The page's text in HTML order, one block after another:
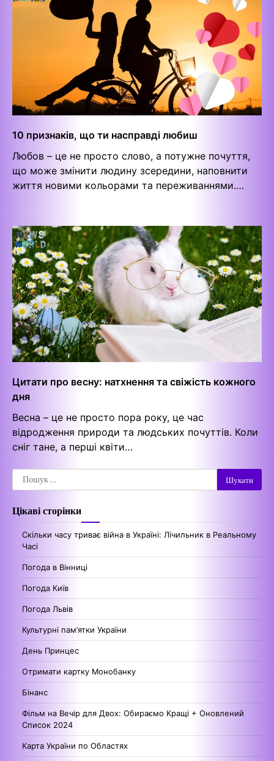
10 признаків, що ти насправді любиш
Любов – це не просто слово, а потужне почуття,
що може змінити людину зсередини, наповнити
життя новими кольорами та переживаннями.…
Цитати про весну: натхнення та свіжість кожного
дня
Весна – це не просто пора року, це час
відродження природи та людських почуттів. Коли
сніг тане, а перші квіти…
Пошук:
Цікаві сторінки
Скільки часу триває війна в Україні: Лічильник в Реальному
Часі
Погода в Вінниці
Погода Київ
Погода Львів
Культурні пам’ятки України
День Принцес
Отримати картку Монобанку
Бінанс
Фільм на Вечір для Двох: Обираємо Кращі + Оновлений
Список 2024
Карта України по Областях